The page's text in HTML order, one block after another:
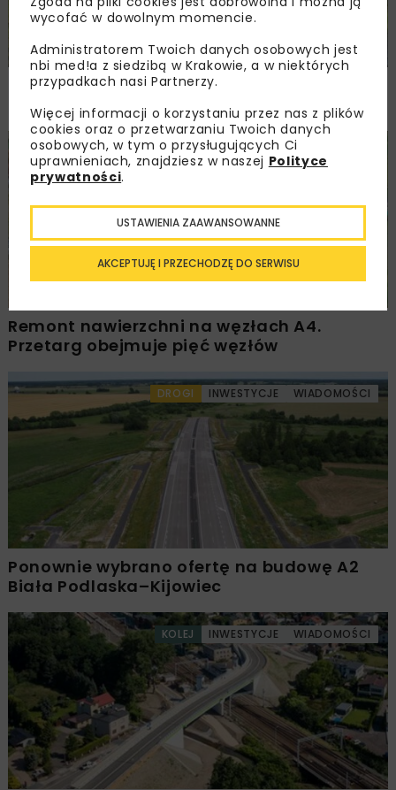
Rozbudowa DW450 między Mirkowem
a Wieruszowem z dofinansowaniem UE
DROGI INWESTYCJE WIADOMOŚCI
Remont nawierzchni na węzłach A4.
Przetarg obejmuje pięć węzłów
DROGI INWESTYCJE WIADOMOŚCI
Ponownie wybrano ofertę na budowę A2
Biała Podlaska–Kijowiec
KOLEJ INWESTYCJE WIADOMOŚCI
wycofać w dowolnym momencie.
Administratorem Twoich danych osobowych jest
nbi med!a z siedzibą w Krakowie, a w niektórych
przypadkach nasi Partnerzy.
Więcej informacji o korzystaniu przez nas z plików
cookies oraz o przetwarzaniu Twoich danych
osobowych, w tym o przysługujących Ci
uprawnieniach, znajdziesz w naszej Polityce
prywatności.
AKCEPTUJĘ I PRZECHODZĘ DO SERWISU
USTAWIENIA ZAAWANSOWANNE